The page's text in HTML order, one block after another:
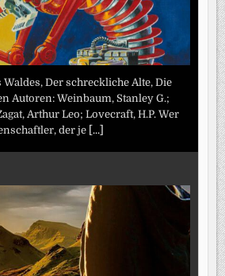
Waldes, Der schreckliche Alte, Die
Autoren: Weinbaum, Stanley G.;
Arthur Leo; Lovecraft, H.P. Wer
der je [...]